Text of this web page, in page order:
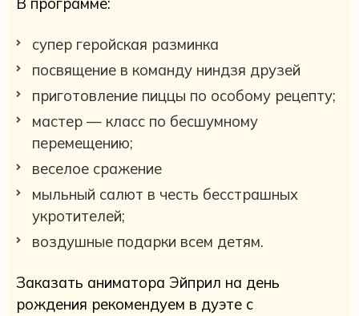
супер геройская разминка
посвящение в команду ниндзя друзей
приготовление пиццы по особому рецепту;
мастер — класс по бесшумному
перемещению;
веселое сражение
мыльный салют в честь бесстрашных
укротителей;
воздушные подарки всем детям.
Заказать аниматора Эйприл на день
рождения рекомендуем в дуэте с